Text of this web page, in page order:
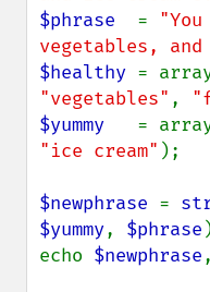
$phrase =
vegetables,
$healthy =
"vegetables" ,
$yummy =
"ice cream" );
$newphrase =
$yummy, $phrase
echo $newphrase